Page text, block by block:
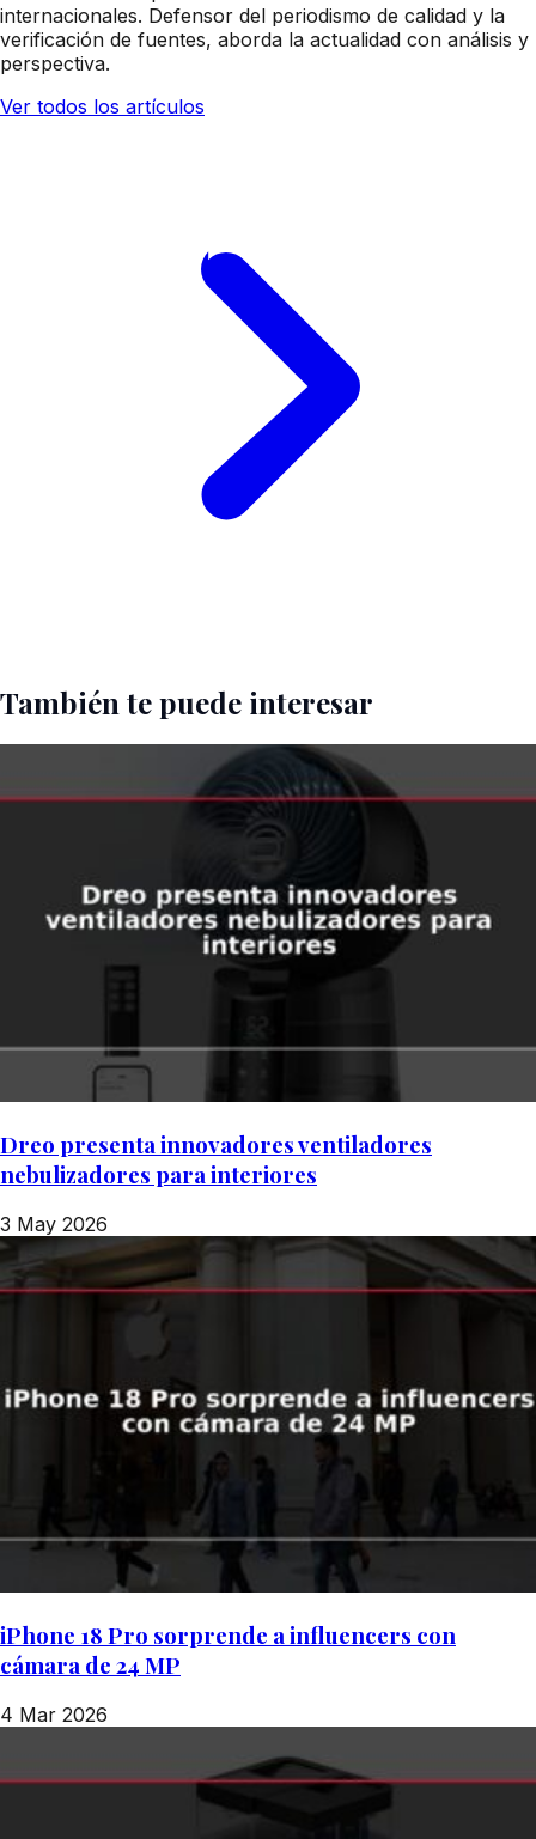
internacionales. Defensor del periodismo de calidad y la
verificación de fuentes, aborda la actualidad con análisis y
perspectiva.
Ver todos los artículos
También te puede interesar
Dreo presenta innovadores ventiladores
nebulizadores para interiores
3 May 2026
iPhone 18 Pro sorprende a influencers con
cámara de 24 MP
4 Mar 2026